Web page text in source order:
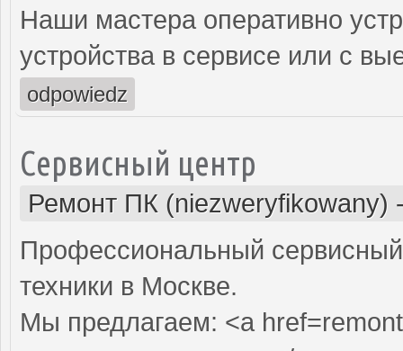
Наши мастера оперативно
устройства в сервисе или с
odpowiedz
Сервисный центр
Ремонт ПК (niezweryfikowany)
Профессиональный
техники в Москве.
Мы предлагаем: <a